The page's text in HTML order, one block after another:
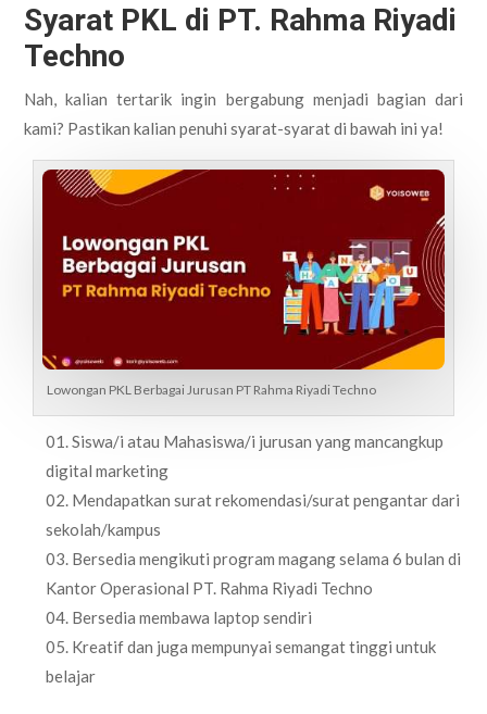
Syarat PKL di PT. Rahma Riyadi
Techno
Nah, kalian tertarik ingin bergabung menjadi bagian dari
kami? Pastikan kalian penuhi syarat-syarat di bawah ini ya!
Lowongan PKL Berbagai Jurusan PT Rahma Riyadi Techno
Siswa/i atau Mahasiswa/i jurusan yang mancangkup
digital marketing
Mendapatkan surat rekomendasi/surat pengantar dari
sekolah/kampus
Bersedia mengikuti program magang selama 6 bulan di
Kantor Operasional PT. Rahma Riyadi Techno
Bersedia membawa laptop sendiri
Kreatif dan juga mempunyai semangat tinggi untuk
belajar